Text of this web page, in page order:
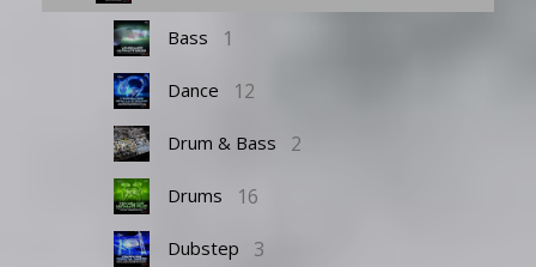
Bass 1
Dance 12
Drum & Bass 2
Drums 16
Dubstep 3